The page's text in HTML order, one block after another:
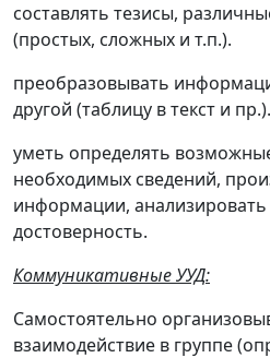
составлять тезисы,
(простых, сложных и т.п.).
преобразовывать
другой (таблицу в текст и пр.).
уметь определять
необходимых сведений,
информации,
достоверность.
Коммуникативные УУД:
Самостоятельно
взаимодействие в группе